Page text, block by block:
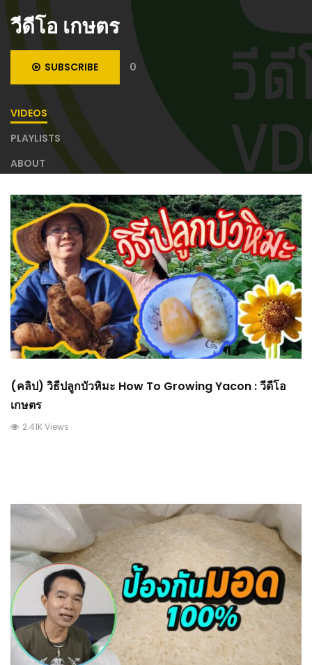
วีดีโอ เกษตร
SUBSCRIBE 0
VIDEOS
PLAYLISTS
ABOUT
(คลิป) วิธีปลูกบัวหิมะ How To Growing Yacon : วีดีโอ
เกษตร
2.41K Views